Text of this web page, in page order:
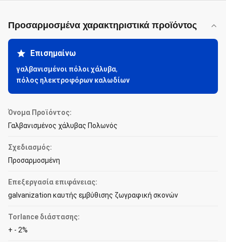
Προσαρμοσμένα χαρακτηριστικά προϊόντος
Επισημαίνω
γαλβανισμένοι πόλοι χάλυβα,
πόλος ηλεκτροφόρων καλωδίων
Όνομα Προϊόντος:
Γαλβανισμένος χάλυβας Πολωνός
Σχεδιασμός:
Προσαρμοσμένη
Επεξεργασία επιφάνειας:
galvanization καυτής εμβύθισης ζωγραφική σκονών
Torlance διάστασης:
+ - 2%